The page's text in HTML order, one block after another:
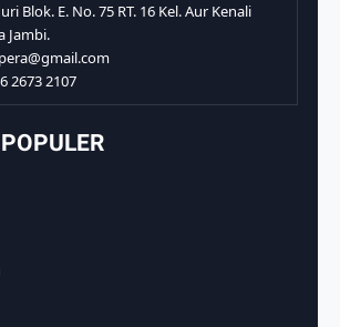
Blok. E. No. 75 RT. 16 Kel. Aur Kenali
Jambi.
2673 2107